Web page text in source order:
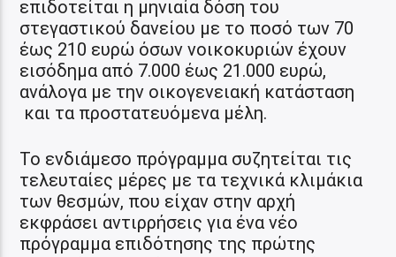
επιδοτείται η μηνιαία δόση του
στεγαστικού δανείου με το ποσό των 70
έως 210 ευρώ όσων νοικοκυριών έχουν
εισόδημα από 7.000 έως 21.000 ευρώ,
ανάλογα με την οικογενειακή κατάσταση
και τα προστατευόμενα μέλη.
Το ενδιάμεσο πρόγραμμα συζητείται τις
τελευταίες μέρες με τα τεχνικά κλιμάκια
των θεσμών, που είχαν στην αρχή
εκφράσει αντιρρήσεις για ένα νέο
πρόγραμμα επιδότησης της πρώτης